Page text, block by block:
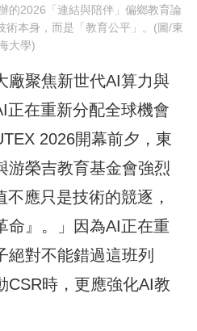
的2026「連結與陪伴」偏鄉教育論
術本身，而是「教育公平」。(圖/東
大學)
廠聚焦新世代AI算力與
正在重新分配全球機會
2026開幕前夕，東
游榮吉教育基金會強烈
應只是技術的競逐，
命』。」因為AI正在重
絕對不能錯過這班列
CSR時，更應強化AI教